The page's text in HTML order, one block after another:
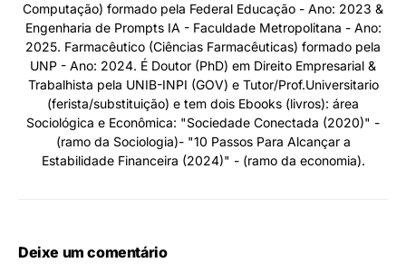
Computação) formado pela Federal Educação - Ano: 2023 &
Engenharia de Prompts IA - Faculdade Metropolitana - Ano:
2025. Farmacêutico (Ciências Farmacêuticas) formado pela
UNP - Ano: 2024. É Doutor (PhD) em Direito Empresarial &
Trabalhista pela UNIB-INPI (GOV) e Tutor/Prof.Universitario
(ferista/substituição) e tem dois Ebooks (livros): área
Sociológica e Econômica: "Sociedade Conectada (2020)" -
(ramo da Sociologia)- "10 Passos Para Alcançar a
Estabilidade Financeira (2024)" - (ramo da economia).
Deixe um comentário